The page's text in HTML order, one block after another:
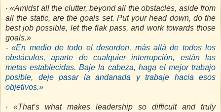
· «Amidst all the clutter, beyond all the obstacles, aside from
all the static, are the goals set. Put your head down, do the
best job possible, let the flak pass, and work towards those
goals.»
- «En medio de todo el desorden, más allá de todos los
obstáculos, aparte de cualquier interrupción, están las
metas establecidas. Baje la cabeza, haga el mejor trabajo
posible, deje pasar la andanada y trabaje hacia esos
objetivos.»
· «That’s what makes leadership so difficult and truly